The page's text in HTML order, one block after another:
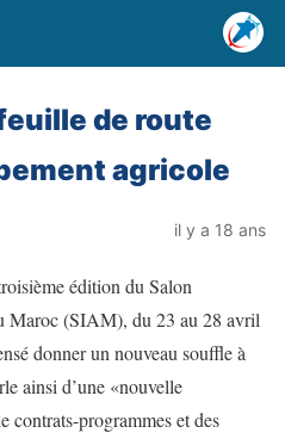
de route
agricole
il y a 18 ans
édition du Salon
Maroc (SIAM), du 23 au 28 avril
donner un nouveau souffle à
ainsi d’une «nouvelle
contrats-programmes et des